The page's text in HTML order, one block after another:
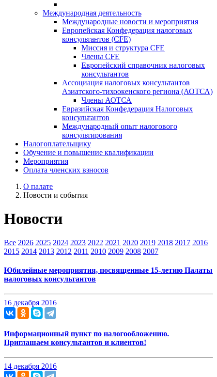
Международная деятельность
Международные новости и мероприятия
Европейская Конфедерация налоговых
консультантов (CFE)
Миссия и структура CFE
Члены CFE
Европейский справочник налоговых
консультантов
Ассоциация налоговых консультантов
Азиатского-тихоокенского региона (АОТСА)
Члены АОТСА
Евразийская Конфедерация Налоговых
консультантов
Международный опыт налогового
консультирования
Налогоплательщику
Обучение и повышение квалификации
Мероприятия
Оплата членских взносов
О палате
Новости и события
Новости
Все 2026 2025 2024 2023 2022 2021 2020 2019 2018 2017 2016
2015 2014 2013 2012 2011 2010 2009 2008 2007
Юбилейные мероприятия, посвященные 15-летию Палаты
налоговых консультантов
16 декабря 2016
Информационный пункт по налогообложению.
Приглашаем консультантов и клиентов!
14 декабря 2016